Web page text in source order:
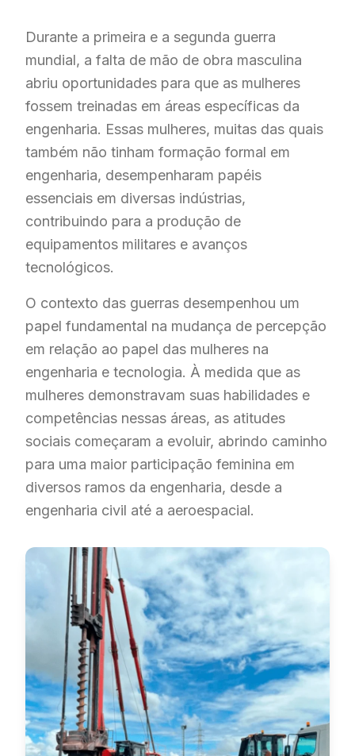
Durante a primeira e a segunda guerra
mundial, a falta de mão de obra masculina
abriu oportunidades para que as mulheres
fossem treinadas em áreas específicas da
engenharia. Essas mulheres, muitas das quais
também não tinham formação formal em
engenharia, desempenharam papéis
essenciais em diversas indústrias,
contribuindo para a produção de
equipamentos militares e avanços
tecnológicos.
O contexto das guerras desempenhou um
papel fundamental na mudança de percepção
em relação ao papel das mulheres na
engenharia e tecnologia. À medida que as
mulheres demonstravam suas habilidades e
competências nessas áreas, as atitudes
sociais começaram a evoluir, abrindo caminho
para uma maior participação feminina em
diversos ramos da engenharia, desde a
engenharia civil até a aeroespacial.